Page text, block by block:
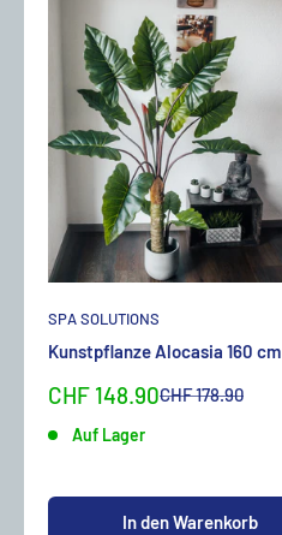
SPA SOLUTIONS
Kunstpflanze Alocasia 160 cm
Sonderpreis
CHF 148.90Normalpreis
CHF 178.90
Auf Lager
In den Warenkorb